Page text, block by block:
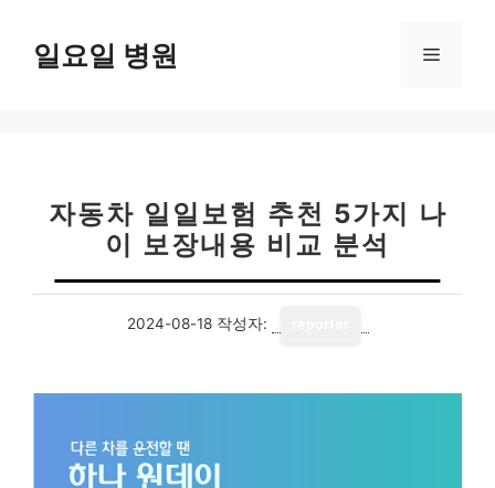
일요일 병원 메
자동차 일일보험 추천 5가지 나
이 보장내용 비교 분석
2024-08-18 작성자: